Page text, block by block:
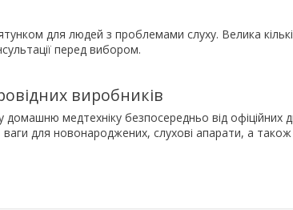
для людей з проблемами слуху. Велика
перед вибором.
виробників
медтехніку безпосередньо від офіційних
для новонароджених, слухові апарати, а також